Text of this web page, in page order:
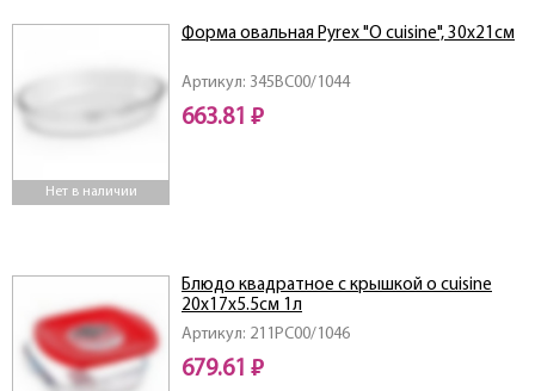
Нет в наличии
Артикул: 345BC00/1044
Форма овальная Pyrex "O cuisine", 30x21см
663.81 ₽
Артикул: 211PC00/1046
Блюдо квадратное с крышкой o cuisine
20x17x5.5см 1л
679.61 ₽